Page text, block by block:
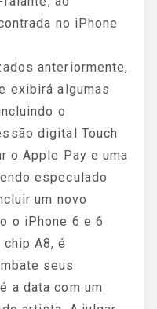
no iPhone
anteriormente,
exibirá algumas
o
digital Touch
o Apple Pay e uma
especulado
um novo
o iPhone 6 e 6
A8, é
seus
a data com um